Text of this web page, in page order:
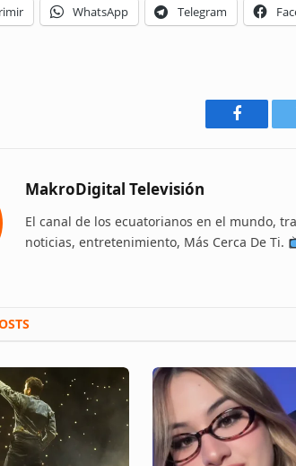
WhatsApp Telegram
MakroDigital Televisión
El canal de los ecuatorianos en el mundo,
noticias, entretenimiento, Más Cerca De Ti.